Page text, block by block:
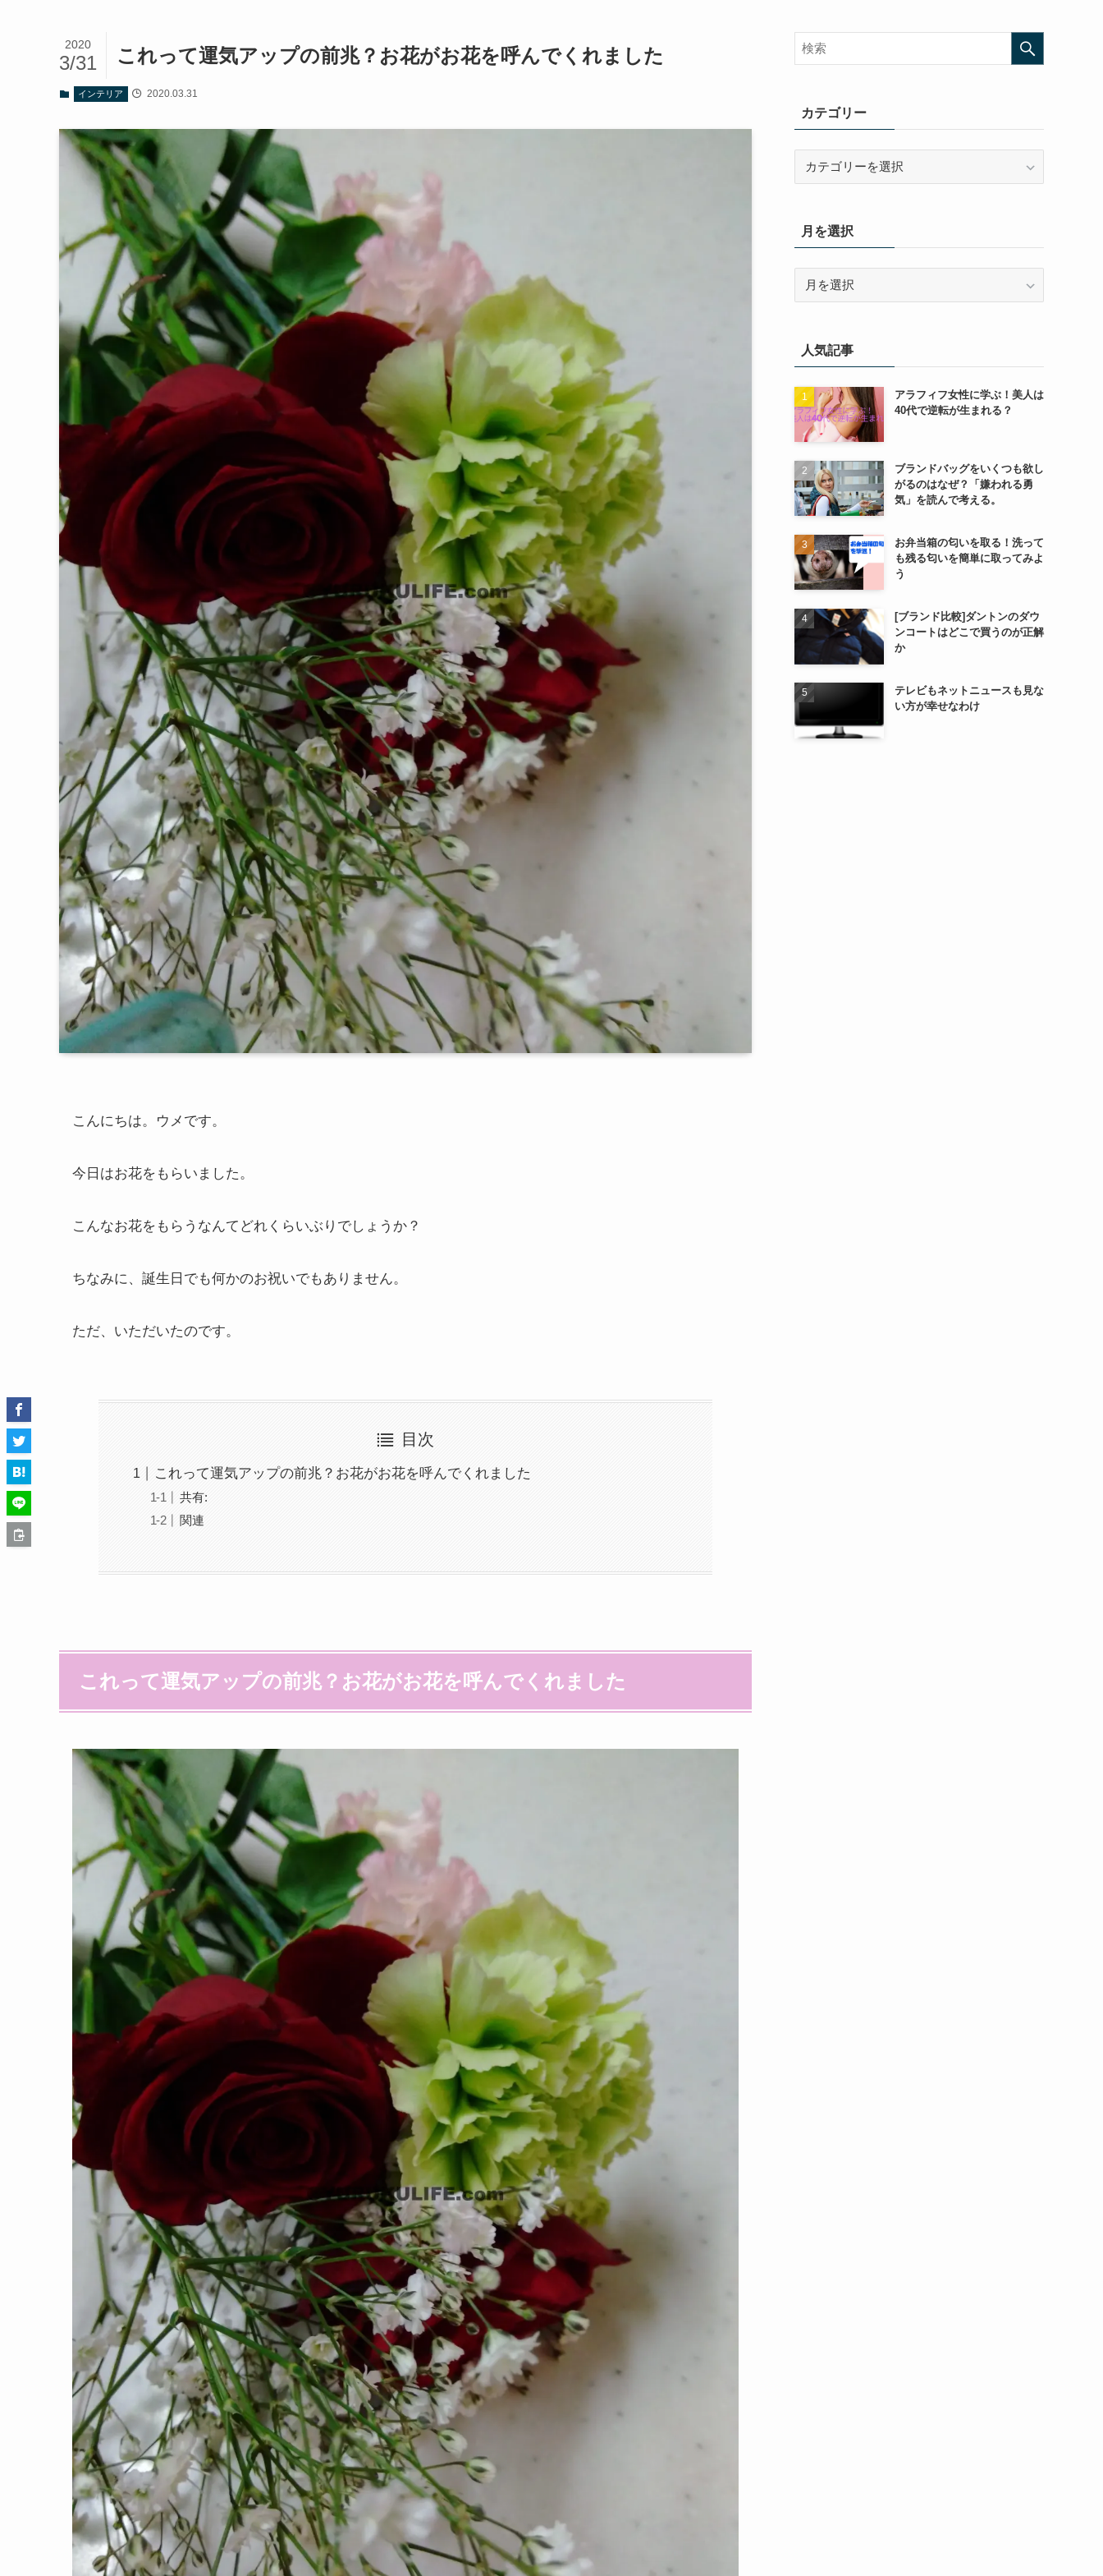
これって運気アップの前兆？お花がお花を呼んでくれました
2020
3/31
インテリア 2020.03.31
こんにちは。ウメです。
今日はお花をもらいました。
こんなお花をもらうなんてどれくらいぶりでしょうか？
ちなみに、誕生日でも何かのお祝いでもありません。
ただ、いただいたのです。
目次
これって運気アップの前兆？お花がお花を呼んでくれました
共有:
関連
これって運気アップの前兆？お花がお花を呼んでくれました
カテゴリー
ー月を選択
人気記事
アラフィフ女性に学ぶ！美人は
40代で逆転が生まれる？
ブランドバッグをいくつも欲し
がるのはなぜ？「嫌われる勇
気」を読んで考える。
お弁当箱の匂いを取る！洗って
も残る匂いを簡単に取ってみよ
う
[ブランド比較]ダントンのダウ
ンコートはどこで買うのが正解
か
テレビもネットニュースも見な
い方が幸せなわけ